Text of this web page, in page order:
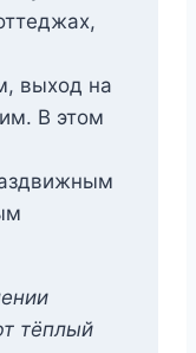
выход на
В этом
тёплый